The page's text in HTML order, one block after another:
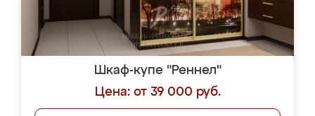
Шкаф-купе "Реннел"
Цена: от 39 000 руб.